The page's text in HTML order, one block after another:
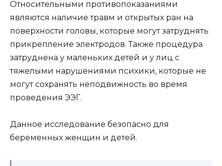
Относительными противопоказаниями
являются наличие травм и открытых ран на
поверхности головы, которые могут затруднять
прикрепление электродов. Также процедура
затруднена у маленьких детей и у лиц с
тяжелыми нарушениями психики, которые не
могут сохранять неподвижность во время
проведения ЭЭГ.
Данное исследование безопасно для
беременных женщин и детей.